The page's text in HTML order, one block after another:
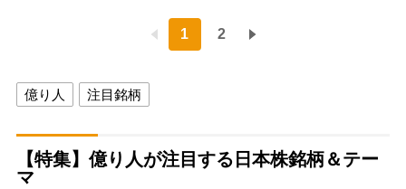
1 2
億り人 注目銘柄
【特集】億り人が注目する日本株銘柄＆テー
マ